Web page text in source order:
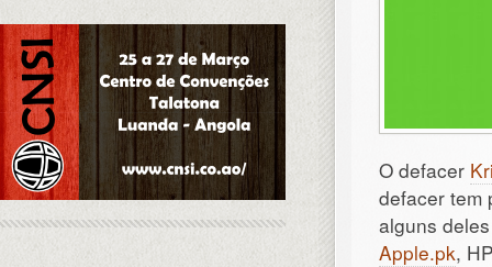
O defacer
defacer tem
alguns
Apple.pk,